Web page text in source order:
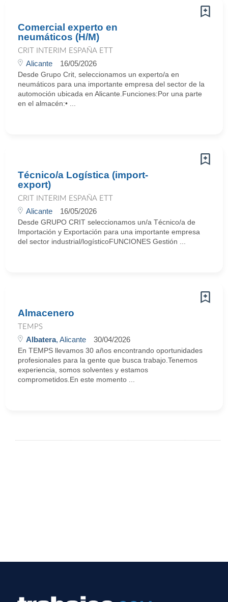
Comercial experto en
neumáticos (H/M)
CRIT INTERIM ESPAÑA ETT
Alicante 16/05/2026
Desde Grupo Crit, seleccionamos un experto/a en
neumáticos para una importante empresa del sector de la
automoción ubicada en Alicante.Funciones:Por una parte
en el almacén:• ...
Técnico/a Logística (import-
export)
CRIT INTERIM ESPAÑA ETT
Alicante 16/05/2026
Desde GRUPO CRIT seleccionamos un/a Técnico/a de
Importación y Exportación para una importante empresa
del sector industrial/logísticoFUNCIONES Gestión ...
Almacenero
TEMPS
Albatera, Alicante 30/04/2026
En TEMPS llevamos 30 años encontrando oportunidades
profesionales para la gente que busca trabajo.Tenemos
experiencia, somos solventes y estamos
comprometidos.En este momento ...